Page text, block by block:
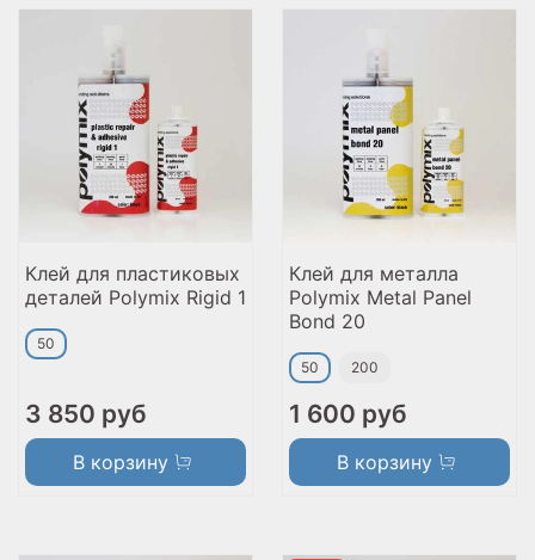
Клей для пластиковых
деталей Polymix Rigid 1
50
3 850 руб
В корзину
Клей для металла
Polymix Metal Panel
Bond 20
50 200
1 600 руб
В корзину